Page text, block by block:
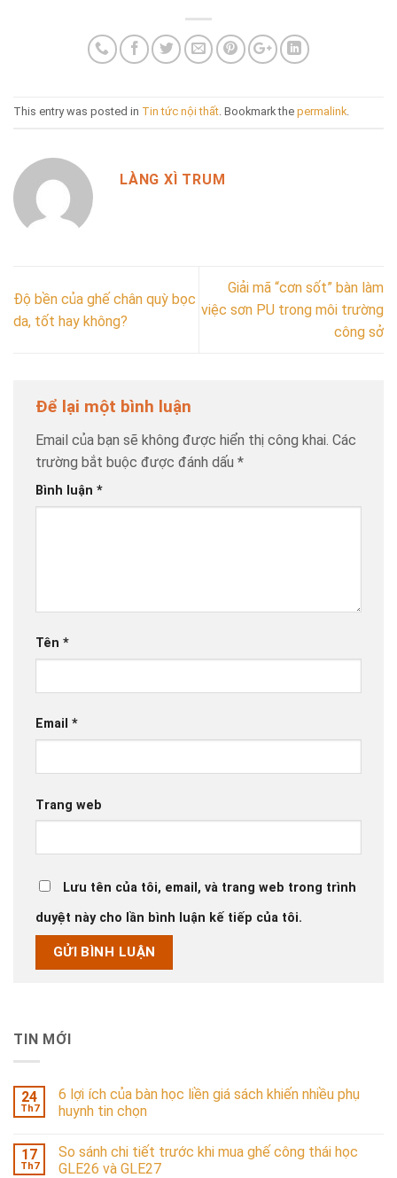
This entry was posted in Tin tức nội thất. Bookmark the permalink.
LÀNG XÌ TRUM
Độ bền của ghế chân quỳ bọc
da, tốt hay không?
Giải mã “cơn sốt” bàn làm
việc sơn PU trong môi trường
công sở
Để lại một bình luận
Email của bạn sẽ không được hiển thị công khai. Các
trường bắt buộc được đánh dấu *
Bình luận *
Tên *
Email *
Trang web
Lưu tên của tôi, email, và trang web trong trình
duyệt này cho lần bình luận kế tiếp của tôi.
TIN MỚI
24
Th7
6 lợi ích của bàn học liền giá sách khiến nhiều phụ
huynh tin chọn
17
Th7
So sánh chi tiết trước khi mua ghế công thái học
GLE26 và GLE27